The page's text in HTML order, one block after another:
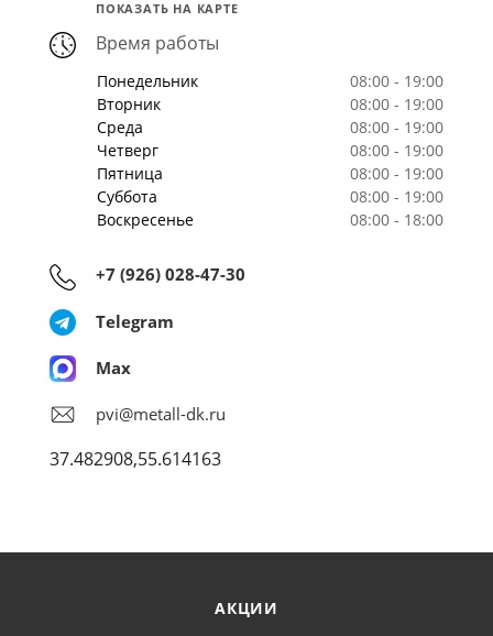
ПОКАЗАТЬ НА КАРТЕ
Время работы
Понедельник
08:00 - 19:00
Вторник
08:00 - 19:00
Среда
08:00 - 19:00
Четверг
08:00 - 19:00
Пятница
08:00 - 19:00
Суббота
08:00 - 19:00
Воскресенье
08:00 - 18:00
+7 (926) 028-47-30
Telegram
Max
pvi@metall-dk.ru
37.482908,55.614163
АКЦИИ